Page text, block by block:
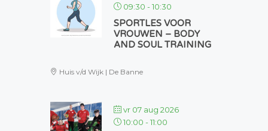
09:30 -10:30
SPORTLES VOOR
VROUWEN – BODY
AND SOUL TRAINING
Huis v/d Wijk | De Banne
vr 07 aug 2026
10:00 -11:00